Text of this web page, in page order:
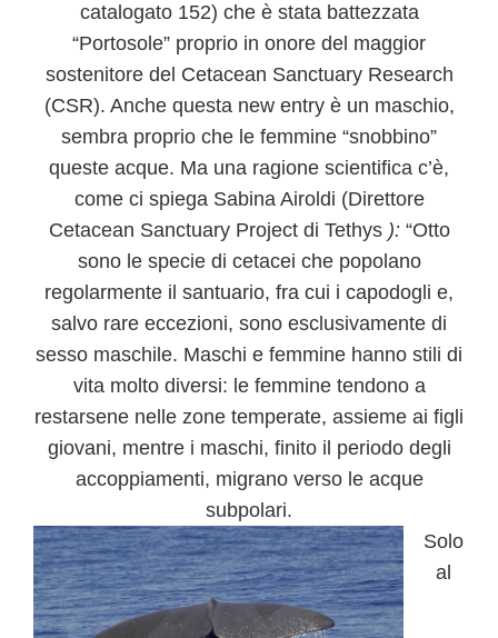
catalogato 152) che è stata battezzata
“Portosole” proprio in onore del maggior
sostenitore del Cetacean Sanctuary Research
(CSR). Anche questa new entry è un maschio,
sembra proprio che le femmine “snobbino”
queste acque. Ma una ragione scientifica c’è,
come ci spiega Sabina Airoldi (Direttore
Cetacean Sanctuary Project di Tethys): “Otto
sono le specie di cetacei che popolano
regolarmente il santuario, fra cui i capodogli e,
salvo rare eccezioni, sono esclusivamente di
sesso maschile. Maschi e femmine hanno stili di
vita molto diversi: le femmine tendono a
restarsene nelle zone temperate, assieme ai figli
giovani, mentre i maschi, finito il periodo degli
accoppiamenti, migrano verso le acque
subpolari.
Solo
al